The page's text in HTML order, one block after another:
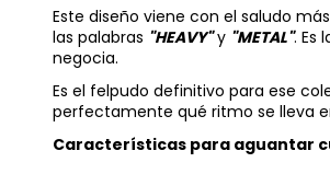
Este diseño viene con el saludo
las palabras "HEAVY"y "METAL". Es
negocia.
Es el felpudo definitivo para ese
perfectamente qué ritmo se lleva
Características para aguantar